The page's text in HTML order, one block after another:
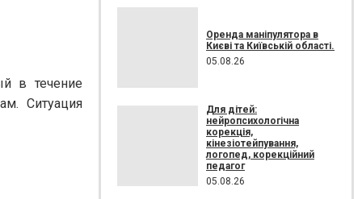
в течение
Ситуация
Оренда маніпулятора в
Києві та Київській області.
05.08.26
Для дітей:
нейропсихологічна
корекція,
кінезіотейпування,
логопед, корекційний
педагог
05.08.26